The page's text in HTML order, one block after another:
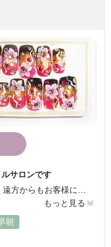
サロンです
当店は創業から20年以上！地元の方だけではなく遠方からもお客様にお越しいただいております。ネイルはスカルプチュアやジェルネイルをはじめ、フットやオーダーチップデコなども承っております♪その他出張ネイルなども行なっておりますのでお気軽にお問い合わせください☆
もっと見る
朝